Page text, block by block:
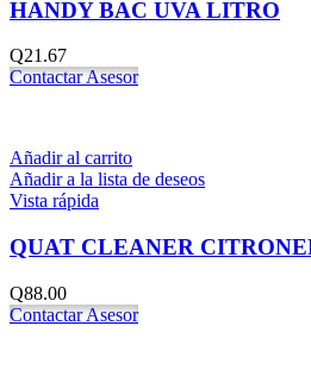
HANDY BAC UVA LITRO
Q21.67
Contactar Asesor
Añadir al carrito
Añadir a la lista de deseos
Vista rápida
QUAT CLEANER
Q88.00
Contactar Asesor